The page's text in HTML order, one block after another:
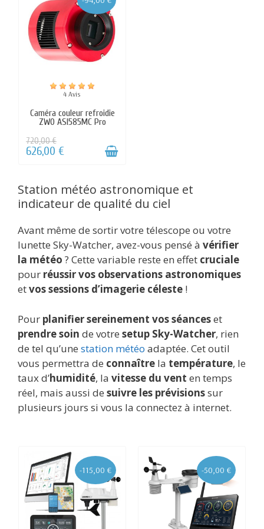
Station météo astronomique et
indicateur de qualité du ciel
Avant même de sortir votre télescope ou votre
lunette Sky-Watcher, avez-vous pensé à vérifier
la météo ? Cette variable reste en effet cruciale
pour réussir vos observations astronomiques
etvos sessions d’imagerie céleste !
Pour planifier sereinement vos séanceset
prendre soin de votre setup Sky-Watcher, rien
de tel qu’une station météo adaptée. Cet outil
vous permettra de connaître la température, le
taux d’humidité, la vitesse du vent en temps
réel, mais aussi de suivre les prévisionssur
plusieurs jours si vous la connectez à internet.